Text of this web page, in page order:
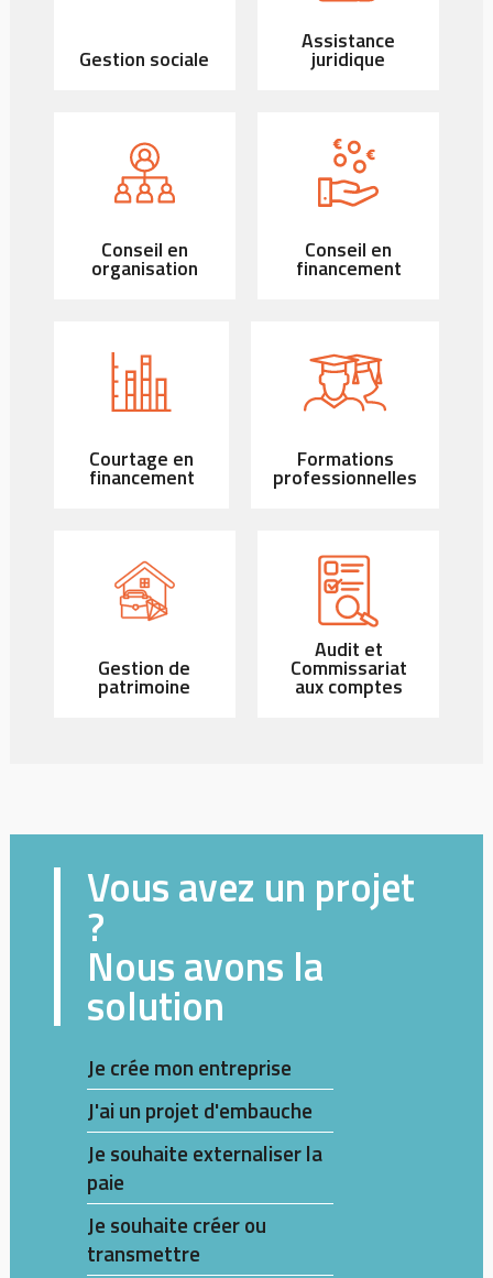
Gestion sociale
Assistance
juridique
Conseil en
organisation
Conseil en
financement
Courtage en
financement
Formations
professionnelles
Gestion de
patrimoine
Audit et
Commissariat
aux comptes
Vous avez un projet
?
Nous avons la
solution
Je crée mon entreprise
J'ai un projet d'embauche
Je souhaite externaliser la
paie
Je souhaite créer ou
transmettre